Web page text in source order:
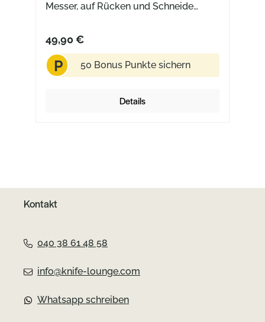
Messer, auf Rücken und Schneide
Technische Daten: Metallteile
vernickelt Rindleder vegetabil gegerbt
30.5 cm x 4.5 cm x 0.3 cm
49,90 €
P 50 Bonus Punkte sichern
Details
Kontakt
040 38 61 48 58
info@knife-lounge.com
Whatsapp schreiben